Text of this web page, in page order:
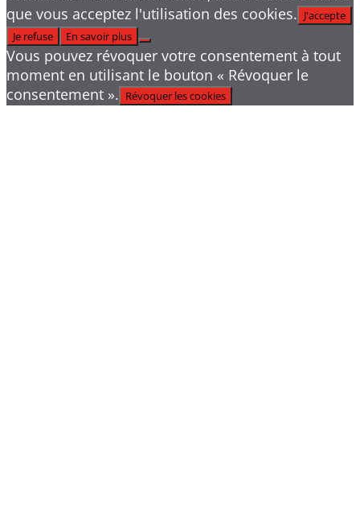
que vous acceptez l'utilisation des cookies. J'accepte
Je refuse
En savoir plus
Vous pouvez révoquer votre consentement à tout
moment en utilisant le bouton « Révoquer le
consentement ». Révoquer les cookies